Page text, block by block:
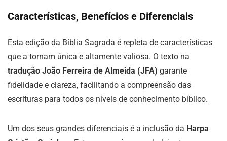
Características, Benefícios e Diferenciais
Esta edição da Bíblia Sagrada é repleta de características
que a tornam única e altamente valiosa. O texto na
tradução João Ferreira de Almeida (JFA) garante
fidelidade e clareza, facilitando a compreensão das
escrituras para todos os níveis de conhecimento bíblico.
Um dos seus grandes diferenciais é a inclusão da Harpa